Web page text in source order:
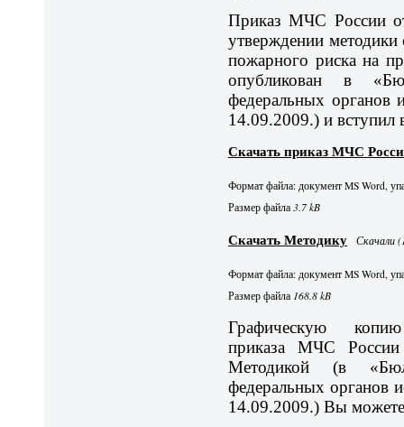
Приказ МЧС России
утверждении методики
пожарного риска на
опубликован в
федеральных органов
14.09.2009.) и вступил
Скачать приказ МЧС
Формат файла: документ MS Word,
Размер файла3.7 kB
Скачать Методику Скачали
Формат файла: документ MS Word,
Размер файла 168.8 kB
Графическую
приказа МЧС
Методикой (в
федеральных органов
14.09.2009.) Вы можете